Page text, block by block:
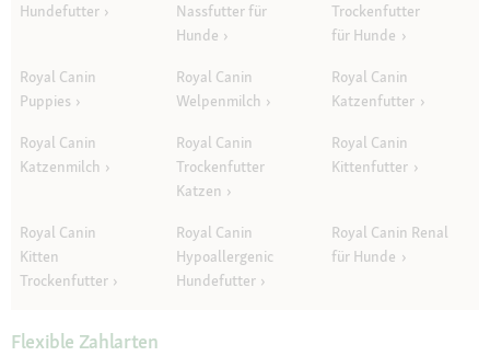
Hundefutter
Nassfutter für
Hunde
Trockenfutter
für Hunde
Royal Canin
Puppies
Royal Canin
Welpenmilch
Royal Canin
Katzenfutter
Royal Canin
Katzenmilch
Royal Canin
Trockenfutter
Katzen
Royal Canin
Kittenfutter
Royal Canin
Kitten
Trockenfutter
Royal Canin
Hypoallergenic
Hundefutter
Royal Canin Renal
für Hunde
Flexible Zahlarten